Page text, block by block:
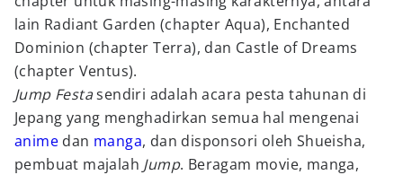
lain Radiant Garden (chapter Aqua), Enchanted
Dominion (chapter Terra), dan Castle of Dreams
(chapter Ventus).
Jump Festasendiri adalah acara pesta tahunan di
Jepang yang menghadirkan semua hal mengenai
anime dan manga, dan disponsori oleh Shueisha,
pembuat majalah Jump. Beragam movie, manga,